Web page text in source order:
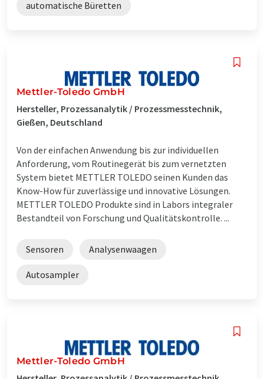
automatische Büretten
Mettler-Toledo GmbH
Hersteller, Prozessanalytik / Prozessmesstechnik,
Gießen, Deutschland
Von der einfachen Anwendung bis zur individuellen
Anforderung, vom Routinegerät bis zum vernetzten
System bietet METTLER TOLEDO seinen Kunden das
Know-How für zuverlässige und innovative Lösungen.
METTLER TOLEDO Produkte sind in Labors integraler
Bestandteil von Forschung und Qualitätskontrolle. ...
Sensoren Analysenwaagen
Autosampler
Mettler-Toledo GmbH